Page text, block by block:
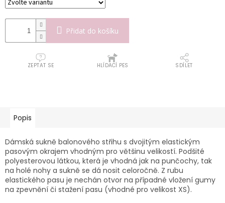
Přidat do košíku
ZEPTAT SE HLÍDACÍ PES SDÍLET
Popis
Dámská sukně balonového střihu s dvojitým elastickým
pasovým okrajem vhodným pro většinu velikostí. Podšité
polyesterovou látkou, která je vhodná jak na punčochy, tak
na holé nohy a sukně se dá nosit celoročně. Z rubu
elastického pasu je nechán otvor na případné vložení gumy
na zpevnění či stažení pasu (vhodné pro velikost XS).